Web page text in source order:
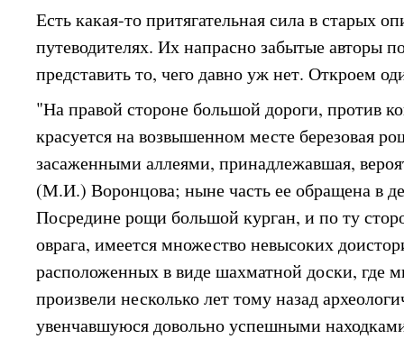
Есть какая-то притягательная сила в старых
путеводителях. Их напрасно забытые авторы
представить то, чего давно уж нет. Откроем
"На правой стороне большой дороги, против
красуется на возвышенном месте березовая
засаженными аллеями, принадлежавшая,
(М.И.) Воронцова; ныне часть ее обращена в
Посредине рощи большой курган, и по ту
оврага, имеется множество невысоких
расположенных в виде шахматной доски, где
произвели несколько лет тому назад
увенчавшуюся довольно успешными